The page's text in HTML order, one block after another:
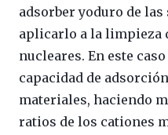
adsorber yoduro de
aplicarlo a la limpieza
nucleares. En este
capacidad de
materiales, haciendo
ratios de los cationes